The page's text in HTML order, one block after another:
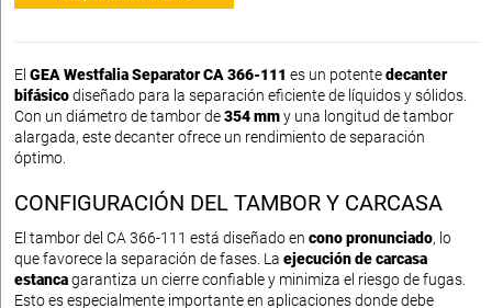
El GEA Westfalia Separator CA 366-111 es un potentedecanter
bifásicodiseñado para la separación eficiente de líquidos y sólidos.
Con un diámetro de tambor de354 mmy una longitud de tambor
alargada, este decanter ofrece un rendimiento de separación
óptimo.
CONFIGURACIÓN DEL TAMBOR Y CARCASA
El tambor del CA 366-111 está diseñado en cono pronunciado, lo
que favorece la separación de fases. La ejecución de carcasa
estancagarantiza un cierre confiable y minimiza el riesgo de fugas.
Esto es especialmente importante en aplicaciones donde debe